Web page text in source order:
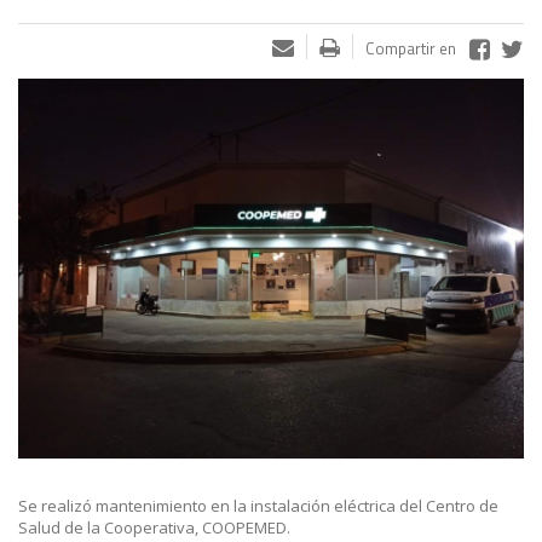
Compartir en
Se realizó mantenimiento en la instalación eléctrica del Centro de
Salud de la Cooperativa, COOPEMED.